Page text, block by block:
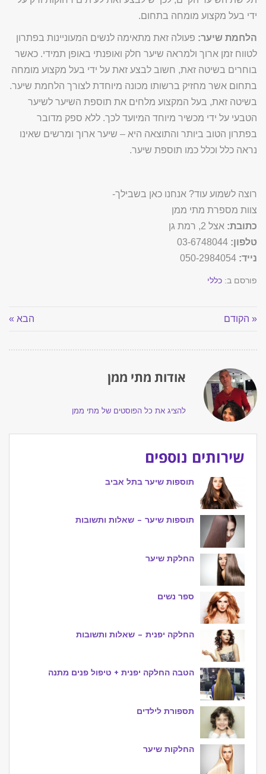
ידי בעל מקצוע מומחה בתחום.
הלחמת שיער: פעולה זאת מתאימה לנשים המעוניינות בפתרון
לטווח זמן ארוך ולמראה שיער חלק ואופנתי באופן תמידי. כאשר
בוחרים בשיטה זאת, חשוב לבצע זאת על ידי בעל מקצוע מומחה
בתחום אשר מחזיק ברשותו מכונה מיוחדת לצורך הלחמת שיער.
בשיטה זאת, בעל המקצוע מלחים את תוספת השיער לשיער
הטבעי על ידי מכשיר מיוחד המיועד לכך. ללא ספק מדובר
בפתרון הטוב ביותר והתוצאה היא – שיער ארוך ומרשים שאינו
נראה כלל וכלל כמו תוספת שיער.
רוצה לשמוע עוד? אנחנו כאן בשבילך-
צוות מספרת מתי ממן
כתובת: אצל 2, רמת גן
טלפון: 03-6748044
נייד: 050-2984054
פורסם ב: כללי
« הקודם הבא »
אודות מתי ממן
להציג את כל הפוסטים של מתי ממן
שירותים נוספים
תוספות שיער בתל אביב
תוספות שיער – שאלות ותשובות
החלקת שיער
ספר נשים
החלקה יפנית – שאלות ותשובות
הטבה החלקה יפנית + טיפול פנים מתנה
תספורת לילדים
החלקות שיער